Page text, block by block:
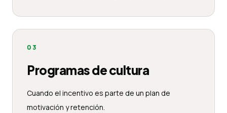
03
Programas de cultura
Cuando el incentivo es parte de un plan de
motivación y retención.